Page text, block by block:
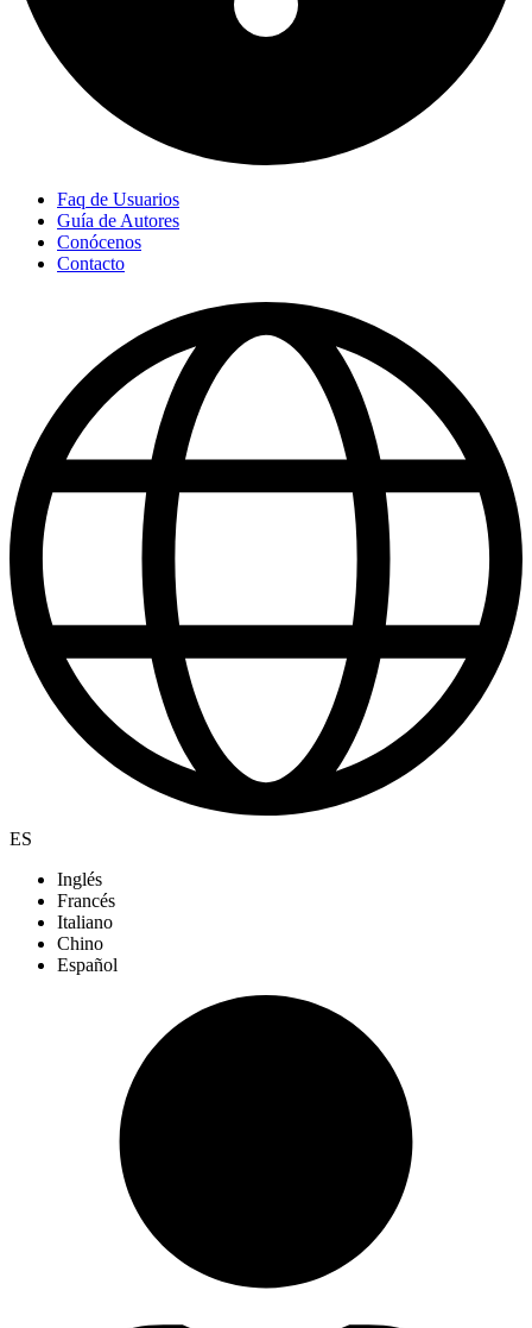
Faq de Usuarios
Guía de Autores
Conócenos
Contacto
ES
Inglés
Francés
Italiano
Chino
Español